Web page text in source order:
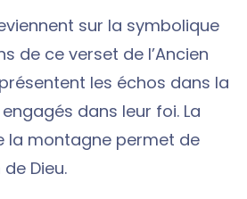
sur la symbolique
de ce verset de l’Ancien
les échos dans la
dans leur foi. La
la montagne permet de
Dieu.